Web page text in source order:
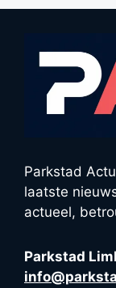
Parkstad
laatste
actueel,
Parkstad